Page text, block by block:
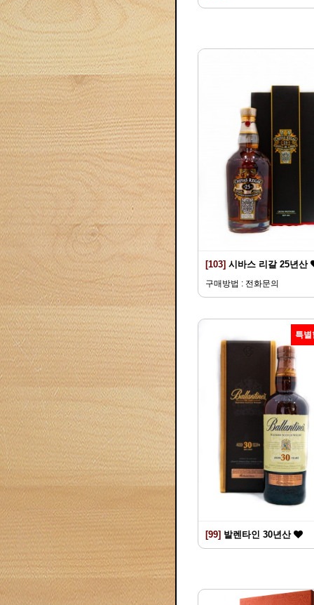
[103] 시바스 리갈 25년산
구매방법 : 전화문의
특별
[99] 발렌타인 30년산